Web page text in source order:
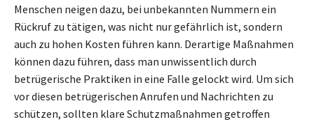
Menschen neigen dazu, bei unbekannten Nummern ein
Rückruf zu tätigen, was nicht nur gefährlich ist, sondern
auch zu hohen Kosten führen kann. Derartige Maßnahmen
können dazu führen, dass man unwissentlich durch
betrügerische Praktiken in eine Falle gelockt wird. Um sich
vor diesen betrügerischen Anrufen und Nachrichten zu
schützen, sollten klare Schutzmaßnahmen getroffen